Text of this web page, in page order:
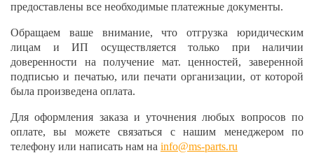
предоставлены все необходимые платежные документы.
Обращаем ваше внимание, что отгрузка юридическим
лицам и ИП осуществляется только при наличии
доверенности на получение мат. ценностей, заверенной
подписью и печатью, или печати организации, от которой
была произведена оплата.
Для оформления заказа и уточнения любых вопросов по
оплате, вы можете связаться с нашим менеджером по
телефону или написать нам на info@ms-parts.ru